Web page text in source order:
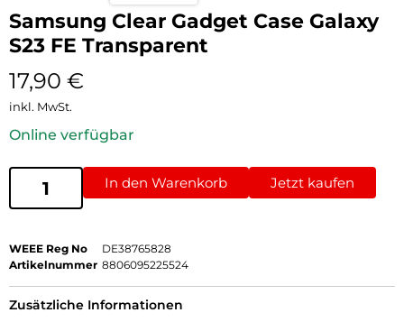
Samsung Clear Gadget Case Galaxy
S23 FE Transparent
17,90 €
inkl. MwSt.
Online verfügbar
In den Warenkorb Jetzt kaufen
WEEE Reg No
DE38765828
Artikelnummer 8806095225524
Zusätzliche Informationen